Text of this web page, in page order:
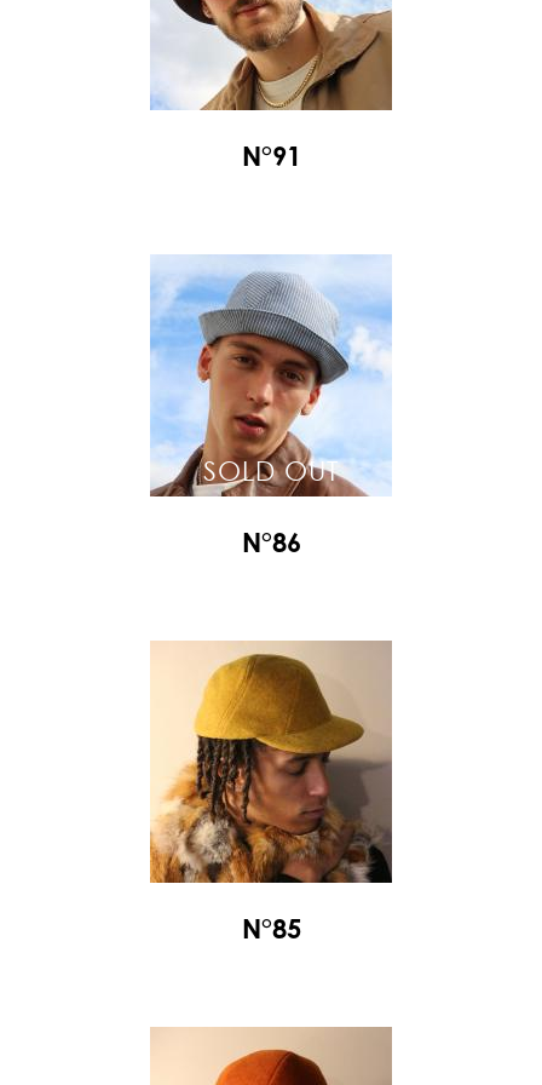
N°91
N°86
SOLD OUT
N°85